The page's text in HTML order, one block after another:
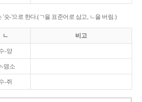
'숫-'으로 한다.(ㄱ을 표준어로 삼고, ㄴ을 버림.)
ㄴ 비고
-양
-염소
-쥐